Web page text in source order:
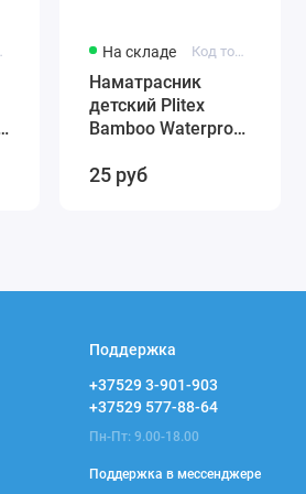
На складе Код товара: 4811599005859
Наматрасник
детский Plitex
Bamboo Waterproof
арт. НН-02.1
25 руб
Поддержка
+37529 3-901-903
+37529 577-88-64
Пн-Пт: 9.00-18.00
Поддержка в мессенджере